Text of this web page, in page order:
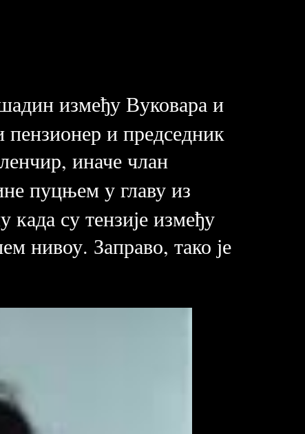
између Вуковара и
и председник
иначе члан
пуцњем у главу из
су тензије између
нивоу. Заправо, тако је